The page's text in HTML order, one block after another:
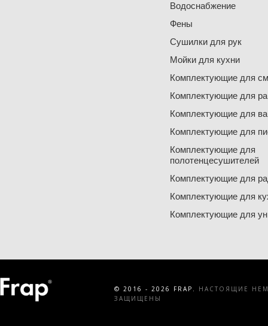
Водоснабжение
Фены
Сушилки для рук
Мойки для кухни
Комплектующие для
Комплектующие для
Комплектующие для
Комплектующие для
Комплектующие для
полотенцесушителей
Комплектующие для
Комплектующие для
Комплектующие для
© 2016 - 2026 FRAP.
НАСТОЯЩИЕ
ЗАЩИЩЕНЫ